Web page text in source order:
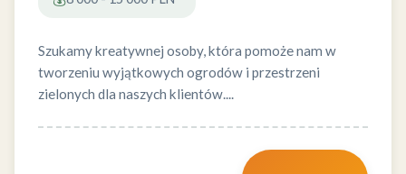
Szukamy kreatywnej osoby, która pomoże nam w
tworzeniu wyjątkowych ogrodów i przestrzeni
zielonych dla naszych klientów....